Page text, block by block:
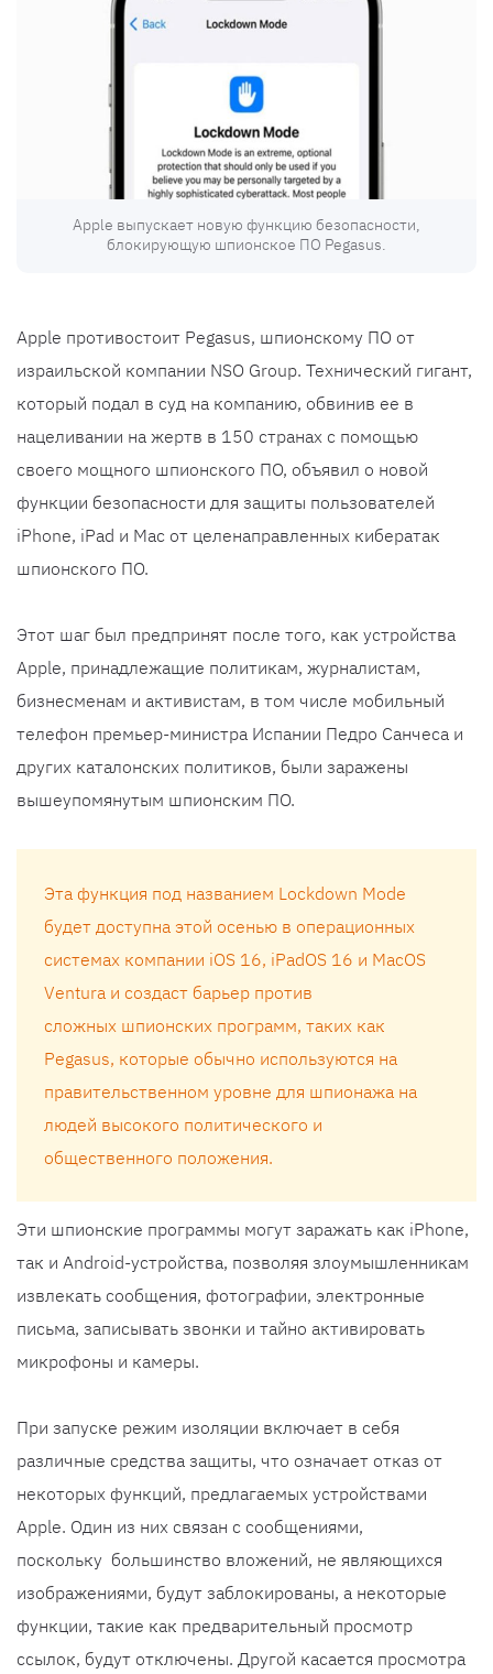
Apple выпускает новую функцию безопасности,
блокирующую шпионское ПО Pegasus.
Apple противостоит Pegasus, шпионскому ПО от
израильской компании NSO Group. Технический гигант,
который подал в суд на компанию, обвинив ее в
нацеливании на жертв в 150 странах с помощью
своего мощного шпионского ПО, объявил о новой
функции безопасности для защиты пользователей
iPhone, iPad и Mac от целенаправленных кибератак
шпионского ПО.
Этот шаг был предпринят после того, как устройства
Apple, принадлежащие политикам, журналистам,
бизнесменам и активистам, в том числе мобильный
телефон премьер-министра Испании Педро Санчеса и
других каталонских политиков, были заражены
вышеупомянутым шпионским ПО.
Эта функция под названием Lockdown Mode
будет доступна этой осенью в операционных
системах компании iOS 16, iPadOS 16 и MacOS
Ventura и создаст барьер против
сложных шпионских программ, таких как
Pegasus, которые обычно используются на
правительственном уровне для шпионажа на
людей высокого политического и
общественного положения.
Эти шпионские программы могут заражать как iPhone,
так и Android-устройства, позволяя злоумышленникам
извлекать сообщения, фотографии, электронные
письма, записывать звонки и тайно активировать
микрофоны и камеры.
При запуске режим изоляции включает в себя
различные средства защиты, что означает отказ от
некоторых функций, предлагаемых устройствами
Apple. Один из них связан с сообщениями,
поскольку большинство вложений, не являющихся
изображениями, будут заблокированы, а некоторые
функции, такие как предварительный просмотр
ссылок, будут отключены. Другой касается просмотра